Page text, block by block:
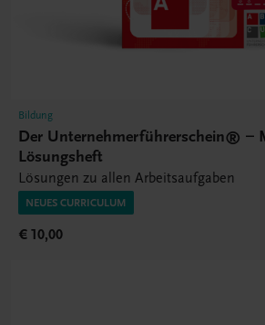
Bildung
Der Unternehmerführerschein® –
Lösungsheft
Lösungen zu allen Arbeitsaufgaben
NEUES CURRICULUM
€ 10,00